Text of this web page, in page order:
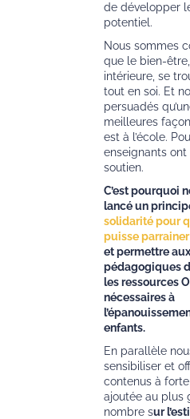
de développer
potentiel.
Nous sommes
que le bien-
intérieure, se
tout en soi. Et
persuadés
meilleures
est à l’école.
enseignants ont
soutien.
C’est pourquoi
lancé un
solidarité pour
puisse
et permettre
pédagogiques
les ressources
nécessaires à
enfants.
En parallèle
sensibiliser et
contenus à
ajoutée au plus
nombre sur